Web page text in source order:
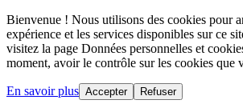
Bienvenue ! Nous utilisons des cookies pour
expérience et les services disponibles sur ce
visitez la page Données personnelles et
moment, avoir le contrôle sur les cookies que
En savoir plus Accepter Refuser